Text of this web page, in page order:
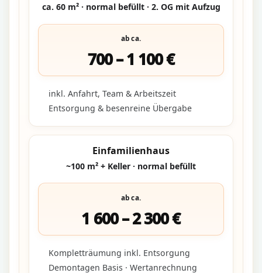
ca. 60 m² · normal befüllt · 2. OG mit Aufzug
ab ca.
700 – 1 100 €
inkl. Anfahrt, Team & Arbeitszeit
Entsorgung & besenreine Übergabe
Einfamilienhaus
~100 m² + Keller · normal befüllt
ab ca.
1 600 – 2 300 €
Kompletträumung inkl. Entsorgung
Demontagen Basis · Wertanrechnung